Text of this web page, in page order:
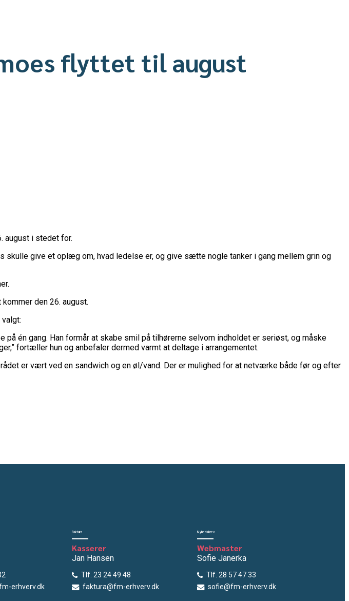
flyttet til august
august i stedet for.
give et oplæg om, hvad ledelse er, og give sætte nogle tanker i gang mellem grin og
den 26. august.
én gang. Han formår at skabe smil på tilhørerne selvom indholdet er seriøst, og måske
fortæller hun og anbefaler dermed varmt at deltage i arrangementet.
er vært ved en sandwich og en øl/vand. Der er mulighed for at netværke både før og efter
erhverv.dk
Faktura
Kasserer
Jan Hansen
Tlf. 23 24 49 48
faktura@fm-erhverv.dk
Nyhedsbrev
Webmaster
Sofie Janerka
Tlf. 28 57 47 33
sofie@fm-erhverv.dk